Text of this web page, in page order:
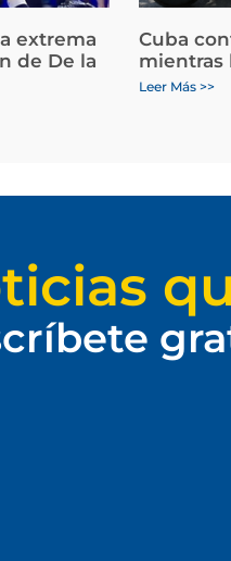
extrema
de De la
Cuba
mientras
Leer Más >>